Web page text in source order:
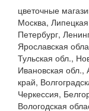
цветочные
Москва,
Петербург,
Ярославская
Тульская обл.,
Ивановская обл.,
край,
Черкессия,
Вологодская